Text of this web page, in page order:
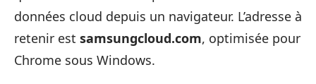
données cloud depuis un navigateur. L’adresse à
retenir est samsungcloud.com, optimisée pour
Chrome sous Windows.